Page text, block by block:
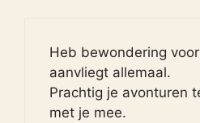
Heb bewondering
aanvliegt allemaal.
Prachtig je avonturen
met je mee.